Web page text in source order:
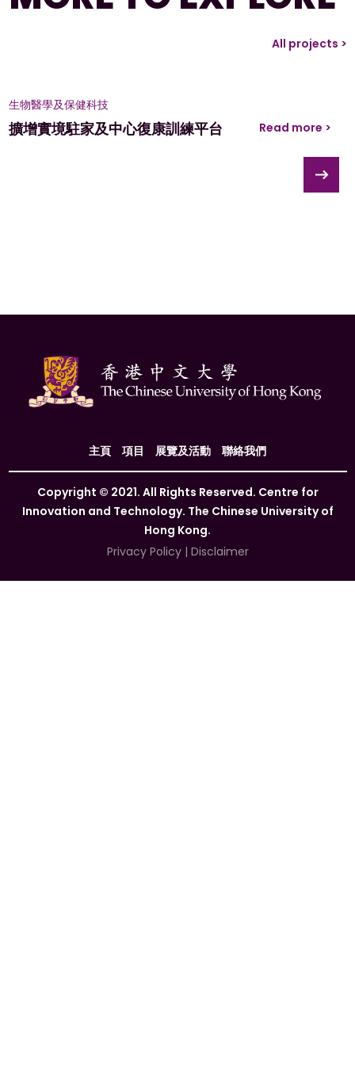
All projects >
生物醫學及保健科技
擴增實境駐家及中心復康訓練平台 Read more >
主頁 項目 展覽及活動 聯絡我們
Copyright © 2021. All Rights Reserved. Centre for
Innovation and Technology. The Chinese University of
Hong Kong.
Privacy Policy| Disclaimer